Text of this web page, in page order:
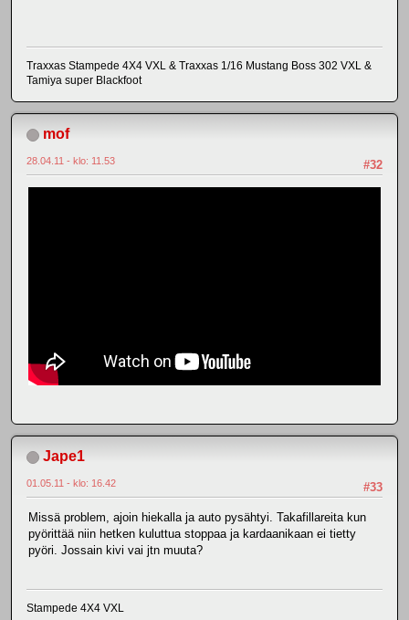
Traxxas Stampede 4X4 VXL & Traxxas 1/16 Mustang Boss 302 VXL &
Tamiya super Blackfoot
mof
#32
28.04.11 - klo: 11.53
Jape1
#33
01.05.11 - klo: 16.42
Missä problem, ajoin hiekalla ja auto pysähtyi. Takafillareita kun
pyörittää niin hetken kuluttua stoppaa ja kardaanikaan ei tietty
pyöri. Jossain kivi vai jtn muuta?
Stampede 4X4 VXL